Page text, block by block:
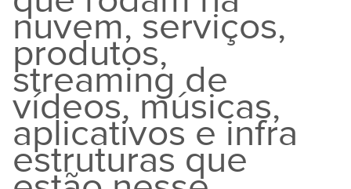
nuvem, serviços,
produtos,
streaming de
vídeos, músicas,
aplicativos e infra
estruturas que